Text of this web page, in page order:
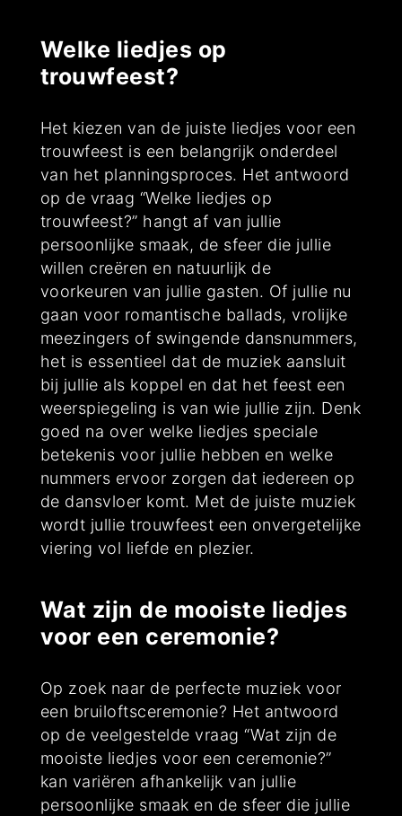
Welke liedjes op
trouwfeest?
Het kiezen van de juiste liedjes voor een
trouwfeest is een belangrijk onderdeel
van het planningsproces. Het antwoord
op de vraag “Welke liedjes op
trouwfeest?” hangt af van jullie
persoonlijke smaak, de sfeer die jullie
willen creëren en natuurlijk de
voorkeuren van jullie gasten. Of jullie nu
gaan voor romantische ballads, vrolijke
meezingers of swingende dansnummers,
het is essentieel dat de muziek aansluit
bij jullie als koppel en dat het feest een
weerspiegeling is van wie jullie zijn. Denk
goed na over welke liedjes speciale
betekenis voor jullie hebben en welke
nummers ervoor zorgen dat iedereen op
de dansvloer komt. Met de juiste muziek
wordt jullie trouwfeest een onvergetelijke
viering vol liefde en plezier.
Wat zijn de mooiste liedjes
voor een ceremonie?
Op zoek naar de perfecte muziek voor
een bruiloftsceremonie? Het antwoord
op de veelgestelde vraag “Wat zijn de
mooiste liedjes voor een ceremonie?”
kan variëren afhankelijk van jullie
persoonlijke smaak en de sfeer die jullie